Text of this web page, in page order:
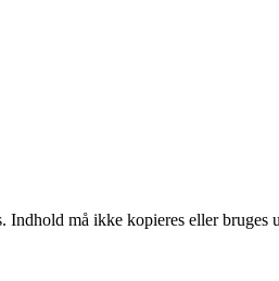
må ikke kopieres eller bruges